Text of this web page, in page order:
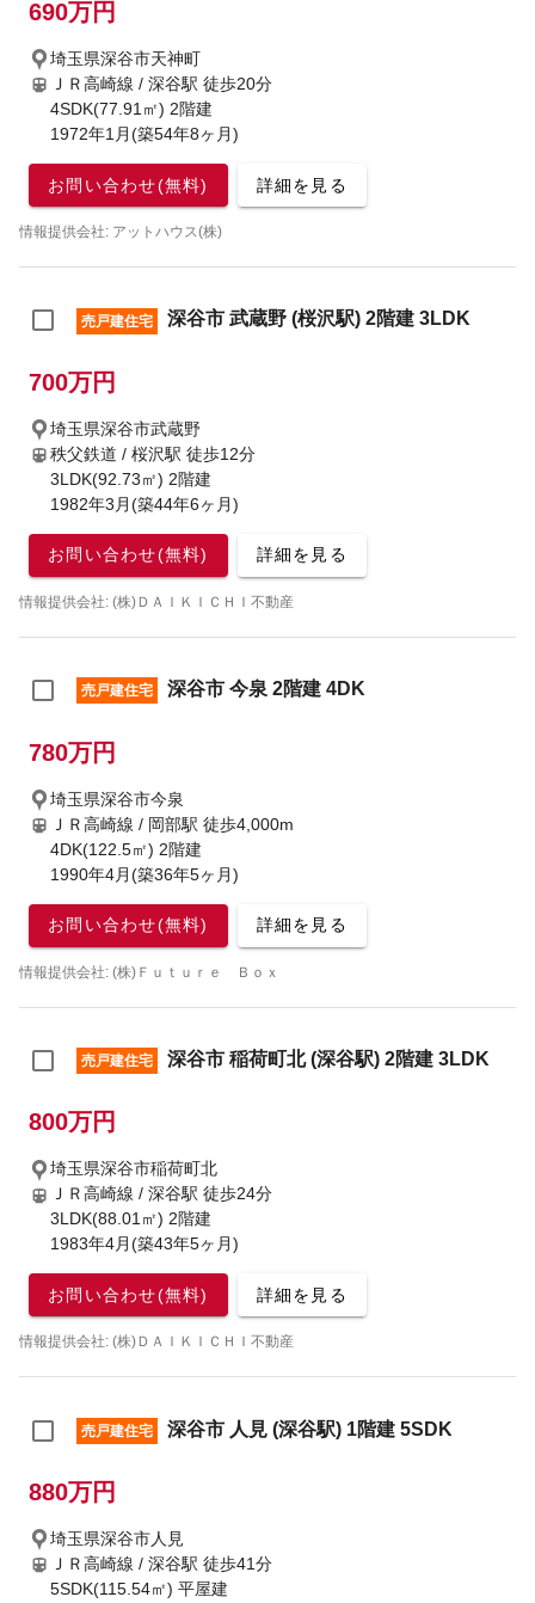
690万円
埼玉県深谷市天神町
ＪＲ高崎線 / 深谷駅 徒歩20分
4SDK(77.91㎡) 2階建
1972年1月(築54年8ヶ月)
お問い合わせ(無料) 詳細を見る
情報提供会社: アットハウス(株)
売戸建住宅 深谷市 武蔵野 (桜沢駅) 2階建 3LDK
700万円
埼玉県深谷市武蔵野
秩父鉄道 / 桜沢駅 徒歩12分
3LDK(92.73㎡) 2階建
1982年3月(築44年6ヶ月)
お問い合わせ(無料) 詳細を見る
情報提供会社: (株)ＤＡＩＫＩＣＨＩ不動産
売戸建住宅 深谷市 今泉 2階建 4DK
780万円
埼玉県深谷市今泉
ＪＲ高崎線 / 岡部駅 徒歩4,000m
4DK(122.5㎡) 2階建
1990年4月(築36年5ヶ月)
お問い合わせ(無料) 詳細を見る
情報提供会社: (株)Ｆｕｔｕｒｅ Ｂｏｘ
売戸建住宅 深谷市 稲荷町北 (深谷駅) 2階建 3LDK
800万円
埼玉県深谷市稲荷町北
ＪＲ高崎線 / 深谷駅 徒歩24分
3LDK(88.01㎡) 2階建
1983年4月(築43年5ヶ月)
お問い合わせ(無料) 詳細を見る
情報提供会社: (株)ＤＡＩＫＩＣＨＩ不動産
売戸建住宅 深谷市 人見 (深谷駅) 1階建 5SDK
880万円
埼玉県深谷市人見
ＪＲ高崎線 / 深谷駅 徒歩41分
5SDK(115.54㎡) 平屋建